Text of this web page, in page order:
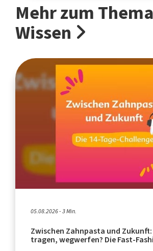
Mehr zum Thema
Wissen
05.08.2026 - 3 Min.
Zwischen Zahnpasta und
tragen, wegwerfen? Die Fast-